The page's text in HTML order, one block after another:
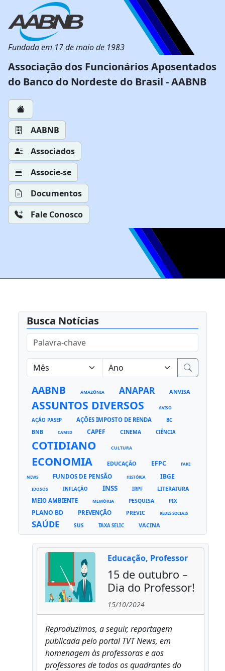
Fundada em 17 de maio de 1983
Associação dos Funcionários Aposentados
do Banco do Nordeste do Brasil - AABNB
AABNB
Associados
Associe-se
Documentos
Fale Conosco
Busca Notícias
AABNB AMAZÔNIA ANAPAR ANVISA
ASSUNTOS DIVERSOS AVISO
AÇÃO PASEP AÇÕES IMPOSTO DE RENDA BC
BNB CAMED CAPEF CINEMA CIÊNCIA
COTIDIANO CULTURA
ECONOMIA EDUCAÇÃO EFPC FAKE
NEWS FUNDOS DE PENSÃO HISTÓRIA IBGE
IDOSOS INFLAÇÃO INSS IRPF LITERATURA
MEIO AMBIENTE MEMÓRIA PESQUISA PIX
PLANO BD PREVENÇÃO PREVIC REDES SOCIAIS
SAÚDE SUS TAXA SELIC VACINA
Educação, Professor
15 de outubro –
Dia do Professor!
15/10/2024
Reproduzimos, a seguir, reportagem
publicada pelo portal TVT News, em
homenagem às professoras e aos
professores de todos os quadrantes do